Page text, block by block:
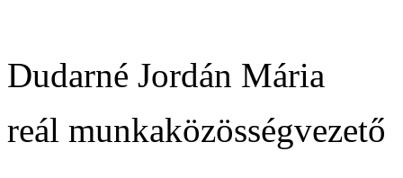
Dudarné Jordán Mária
reál munkaközösségvezető